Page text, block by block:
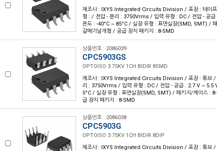
제조사 : IXYS Integrated Circuits Division / 포장 : 테이
형 : / 전압 - 분리 : 3750Vrms / 입력 유형 : DC / 전압 - 공
온도 : -40°C ~ 85°C / 실장 유형 : 표면실장(SMD, SMT) /
갈매기날개형 / 공급 장치 패키지 : 8-SMD
상품번호 : 2086039
CPC5903GS
OPTOISO 3.75KV 1CH BIDIR 8SMD
제조사 : IXYS Integrated Circuits Division / 포장 : 튜브 /
리 : 3750Vrms / 입력 유형 : DC / 전압 - 공급 : 2.7 V ~ 5.5
5°C / 실장 유형 : 표면실장(SMD, SMT) / 패키지/케이스 :
급 장치 패키지 : 8-SMD
상품번호 : 2086038
CPC5903G
OPTOISO 3.75KV 1CH BIDIR 8DIP
제조사 : IXYS Integrated Circuits Division / 포장 : 튜브 /